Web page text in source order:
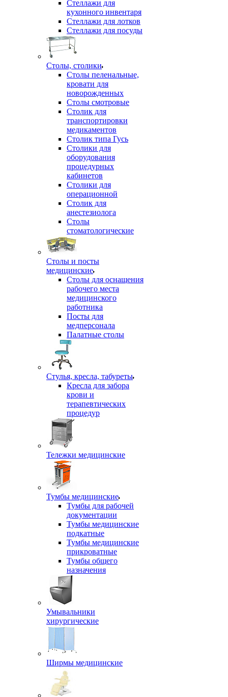
Стеллажи для
кухонного инвентаря
Стеллажи для лотков
Стеллажи для посуды
Столы, столики
Столы пеленальные,
кровати для
новорожденных
Столы смотровые
Столик для
транспортировки
медикаментов
Столик типа Гусь
Столики для
оборудования
процедурных
кабинетов
Столики для
операционной
Столик для
анестезиолога
Столы
стоматологические
Столы и посты
медицинские
Столы для оснащения
рабочего места
медицинского
работника
Посты для
медперсонала
Палатные столы
Стулья, кресла, табуреты
Кресла для забора
крови и
терапевтических
процедур
Тележки медицинские
Тумбы медицинские
Тумбы для рабочей
документации
Тумбы медицинские
подкатные
Тумбы медицинские
прикроватные
Тумбы общего
назначения
Умывальники
хирургические
Ширмы медицинские